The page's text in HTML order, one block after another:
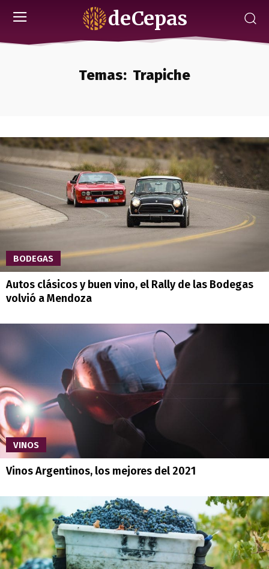
deCepas
Temas: Trapiche
BODEGAS
Autos clásicos y buen vino, el Rally de las Bodegas
volvió a Mendoza
VINOS
Vinos Argentinos, los mejores del 2021